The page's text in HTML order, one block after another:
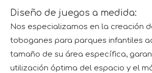
Diseño de juegos a medida:
Nos especializamos en la creación
toboganes para parques infantiles
tamaño de su área específica,
utilización óptima del espacio y el